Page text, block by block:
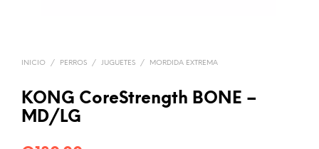
INICIO / PERROS / JUGUETES / MORDIDA EXTREMA
KONG CoreStrength BONE –
MD/LG